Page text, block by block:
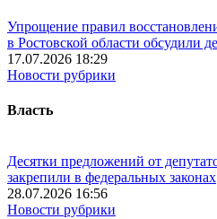
Упрощение правил
в Ростовской области обсудили
17.07.2026 18:29
Новости рубрики
Власть
Десятки предложений от
закрепили в федеральных законах
28.07.2026 16:56
Новости рубрики